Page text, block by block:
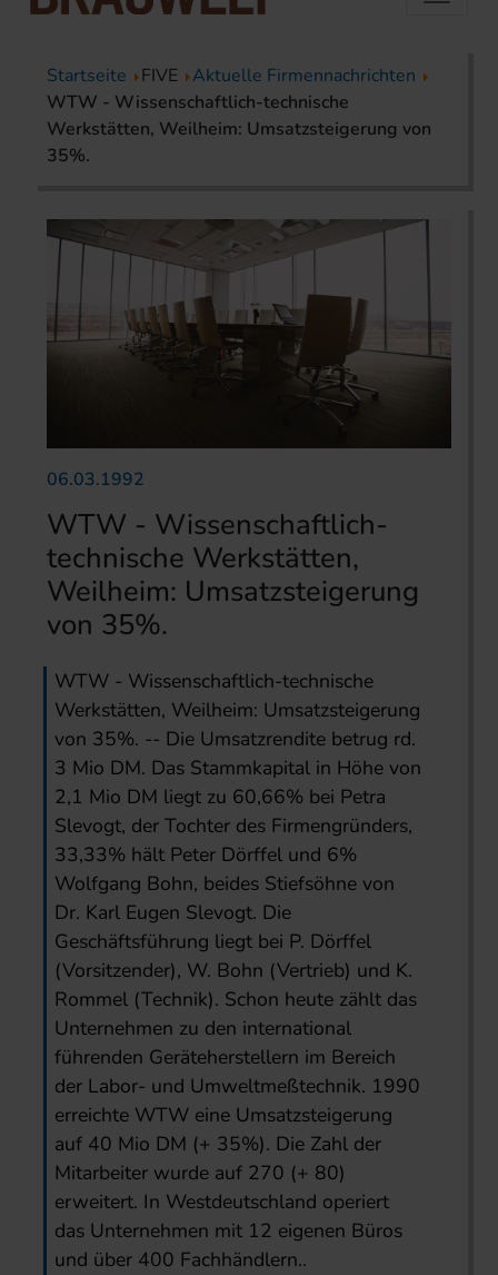
Startseite FIVE
Aktuelle Firmennachrichten
WTW - Wissenschaftlich-technische
Werkstätten, Weilheim: Umsatzsteigerung von
35%.
06.03.1992
WTW - Wissenschaftlich-
technische Werkstätten,
Weilheim: Umsatzsteigerung
von 35%.
WTW - Wissenschaftlich-technische
Werkstätten, Weilheim: Umsatzsteigerung
von 35%. -- Die Umsatzrendite betrug rd.
3 Mio DM. Das Stammkapital in Höhe von
2,1 Mio DM liegt zu 60,66% bei Petra
Slevogt, der Tochter des Firmengründers,
33,33% hält Peter Dörffel und 6%
Wolfgang Bohn, beides Stiefsöhne von
Dr. Karl Eugen Slevogt. Die
Geschäftsführung liegt bei P. Dörffel
(Vorsitzender), W. Bohn (Vertrieb) und K.
Rommel (Technik). Schon heute zählt das
Unternehmen zu den international
führenden Geräteherstellern im Bereich
der Labor- und Umweltmeßtechnik. 1990
erreichte WTW eine Umsatzsteigerung
auf 40 Mio DM (+ 35%). Die Zahl der
Mitarbeiter wurde auf 270 (+ 80)
erweitert. In Westdeutschland operiert
das Unternehmen mit 12 eigenen Büros
und über 400 Fachhändlern..